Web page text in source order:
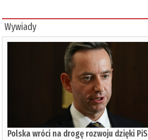
Wywiady
Polska wróci na drogę rozwoju dzięki PiS